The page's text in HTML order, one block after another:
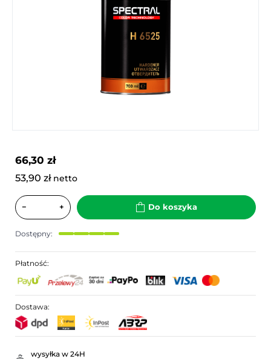
66,30 zł
53,90 zł netto
− + Do koszyka
Dostępny:
Płatność:
Dostawa:
wysyłka w 24H